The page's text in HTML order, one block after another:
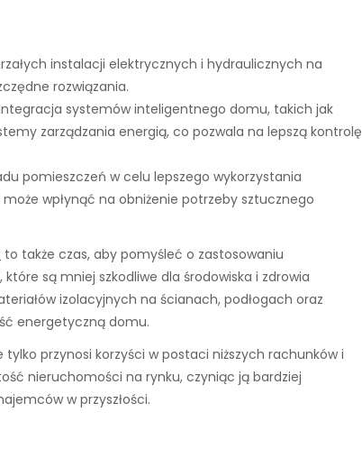
instalacji elektrycznych i hydraulicznych na
rozwiązania.
systemów inteligentnego domu, takich jak
zarządzania energią, co pozwala na lepszą kontrolę
pomieszczeń w celu lepszego wykorzystania
wpłynąć na obniżenie potrzeby sztucznego
to także czas, aby pomyśleć o zastosowaniu
są mniej szkodliwe dla środowiska i zdrowia
izolacyjnych na ścianach, podłogach oraz
energetyczną domu.
przynosi korzyści w postaci niższych rachunków i
nieruchomości na rynku, czyniąc ją bardziej
w przyszłości.